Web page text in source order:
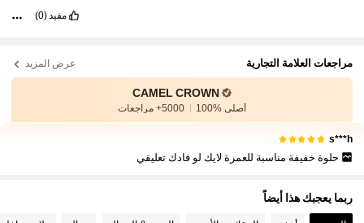
مفيد (0)
مراجعات العلامة التجارية عرض المزيد
CAMEL CROWN
أصلي %100 5000+ مراجعات
s***h
حلوة خفيفة مناسبة للعمرة لايك لو فادك تعليقي
ربما يعجبك هذا أيضاً